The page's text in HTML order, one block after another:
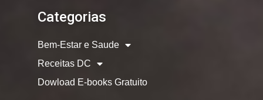
Categorias
Bem-Estar e Saude
Receitas DC
Dowload E-books Gratuito